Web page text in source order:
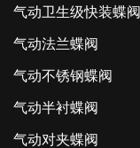
气动卫生级快装蝶阀
气动法兰蝶阀
气动不锈钢蝶阀
气动半衬蝶阀
气动对夹蝶阀